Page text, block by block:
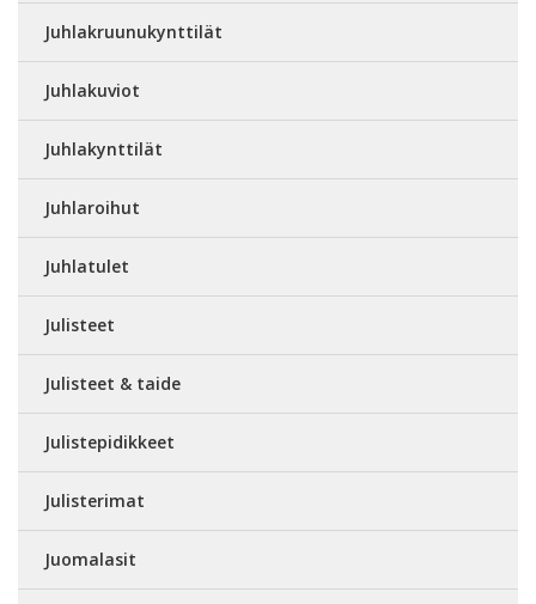
Juhlakruunukynttilät
Juhlakuviot
Juhlakynttilät
Juhlaroihut
Juhlatulet
Julisteet
Julisteet & taide
Julistepidikkeet
Julisterimat
Juomalasit